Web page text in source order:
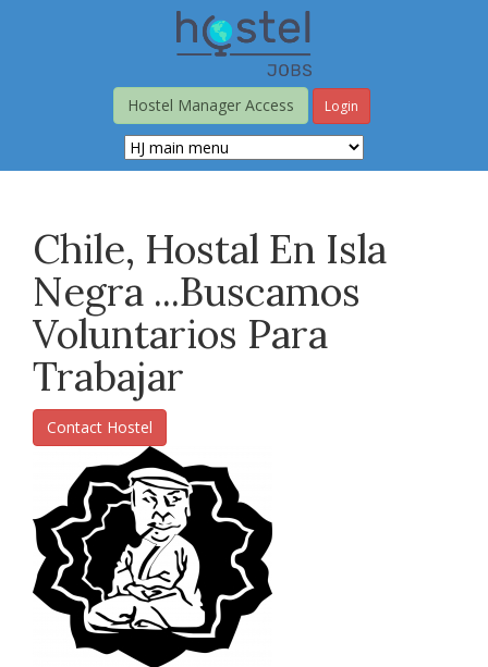
Hostel Manager Access
Login
Chile, Hostal En Isla
Negra ...Buscamos
Voluntarios Para
Trabajar
Contact Hostel